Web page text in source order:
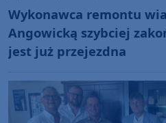
Wykonawca remontu
Angowicką szybciej
jest już przejezdna